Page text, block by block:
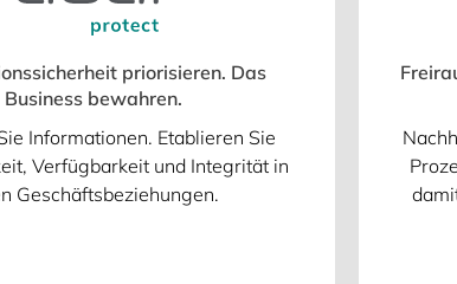
priorisieren. Das
Business bewahren.
Informationen. Etablieren Sie
Verfügbarkeit und Integrität in
Geschäftsbeziehungen.